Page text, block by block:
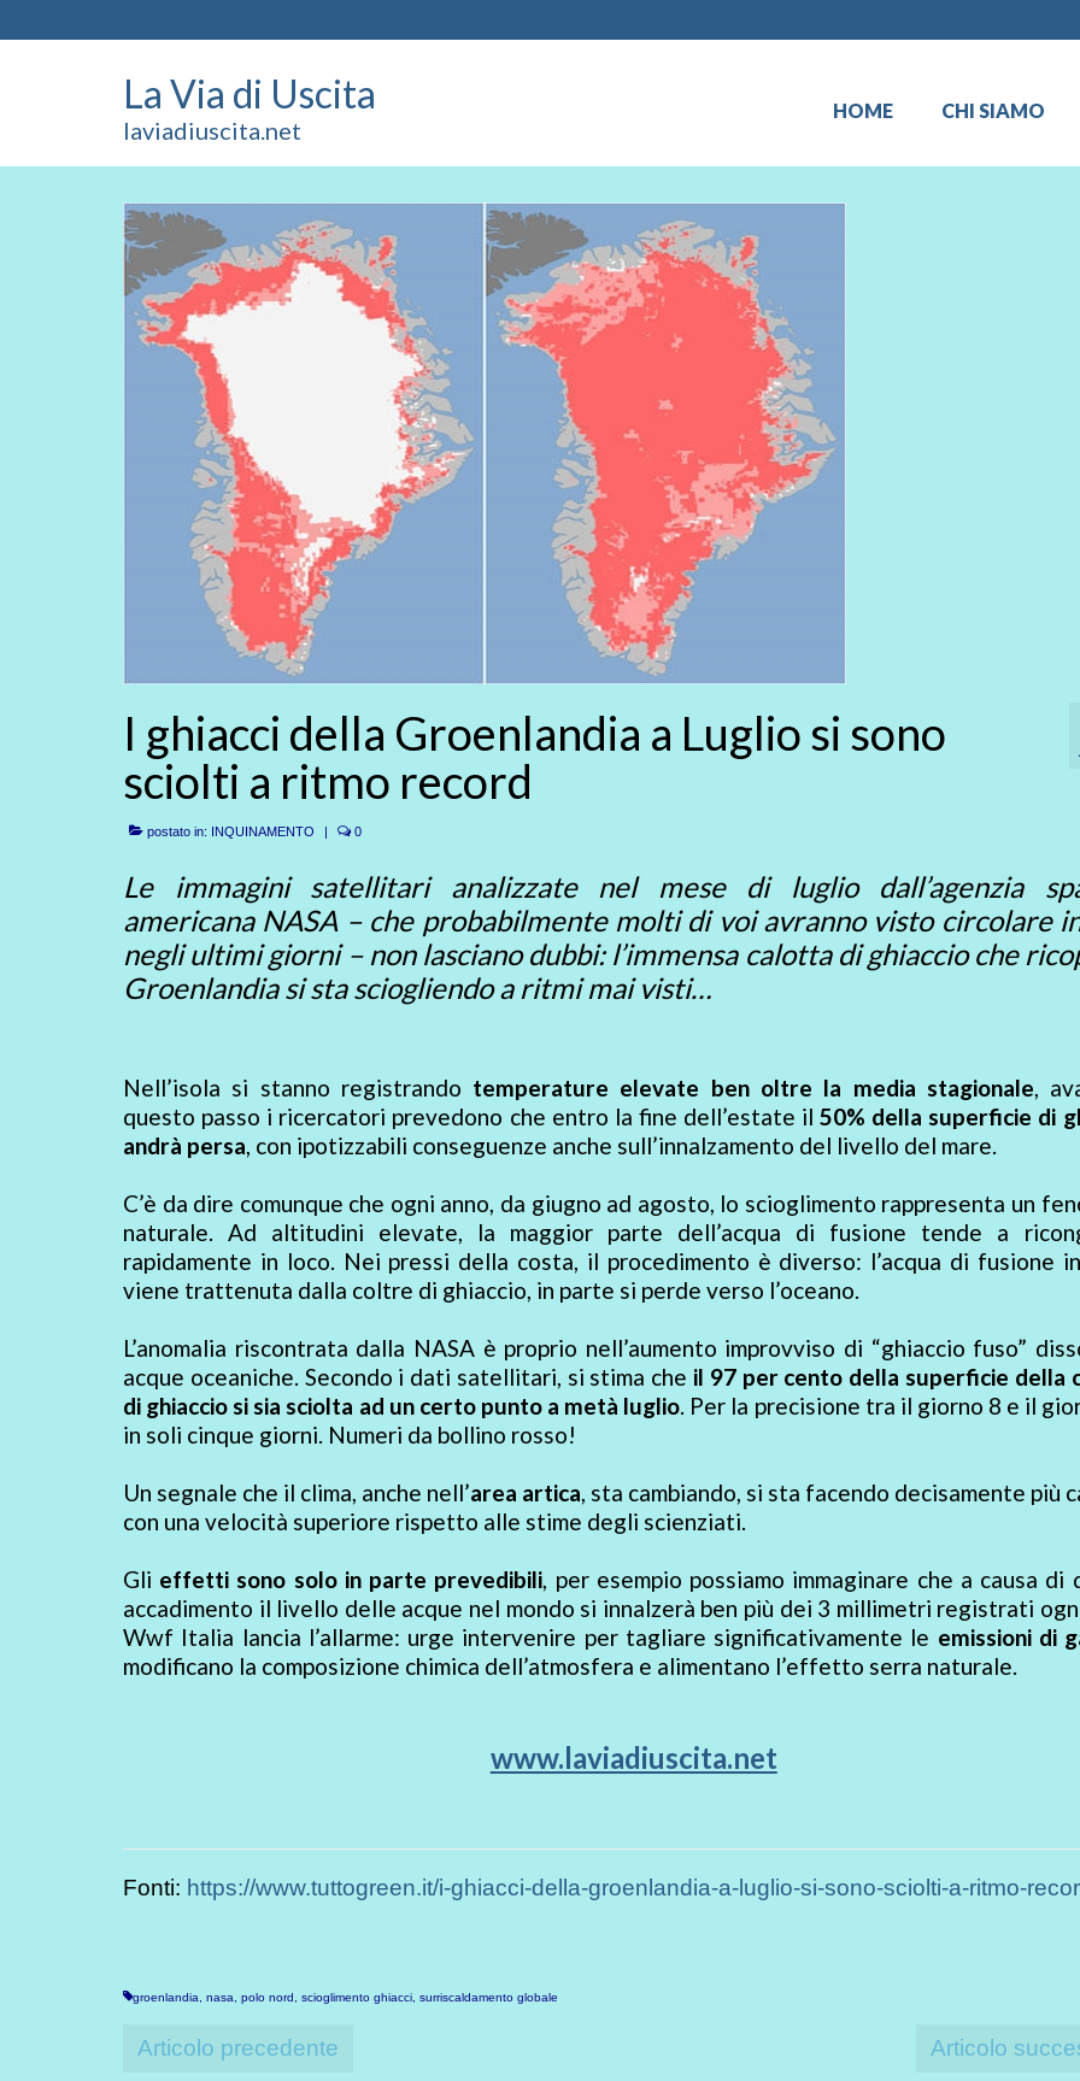
La Via di Uscita
laviadiuscita.net
HOME CHI SIAMO
I ghiacci della Groenlandia a Luglio si sono
sciolti a ritmo record
postato in: INQUINAMENTO | 0
Le immagini satellitari analizzate nel mese di luglio dall’agenzia
americana NASA – che probabilmente molti di voi avranno visto circolare
negli ultimi giorni – non lasciano dubbi: l’immensa calotta di ghiaccio che
Groenlandia si sta sciogliendo a ritmi mai visti…
Nell’isola si stanno registrando temperature elevate ben oltre la media stagionale,
questo passo i ricercatori prevedono che entro la fine dell’estate il50% della superficie di
andrà persa, con ipotizzabili conseguenze anche sull’innalzamento del livello del mare.
C’è da dire comunque che ogni anno, da giugno ad agosto, lo scioglimento rappresenta un
naturale. Ad altitudini elevate, la maggior parte dell’acqua di fusione tende a
rapidamente in loco. Nei pressi della costa, il procedimento è diverso: l’acqua di fusione
viene trattenuta dalla coltre di ghiaccio, in parte si perde verso l’oceano.
L’anomalia riscontrata dalla NASA è proprio nell’aumento improvviso di “ghiaccio fuso”
acque oceaniche. Secondo i dati satellitari, si stima che il 97 per cento della superficie della
di ghiaccio si sia sciolta ad un certo punto a metà luglio. Per la precisione tra il giorno 8 e il
in soli cinque giorni. Numeri da bollino rosso!
Un segnale che il clima, anche nell’area artica, sta cambiando, si sta facendo decisamente più
con una velocità superiore rispetto alle stime degli scienziati.
Gli effetti sono solo in parte prevedibili, per esempio possiamo immaginare che a causa di
accadimento il livello delle acque nel mondo si innalzerà ben più dei 3 millimetri registrati
Wwf Italia lancia l’allarme: urge intervenire per tagliare significativamente le emissioni di
modificano la composizione chimica dell’atmosfera e alimentano l’effetto serra naturale.
www.laviadiuscita.net
Fonti: https://www.tuttogreen.it/i-ghiacci-della-groenlandia-a-luglio-si-sono-sciolti-a-ritmo-
groenlandia nasa polo nord scioglimento ghiacci surriscaldamento globale
Articolo precedente Articolo